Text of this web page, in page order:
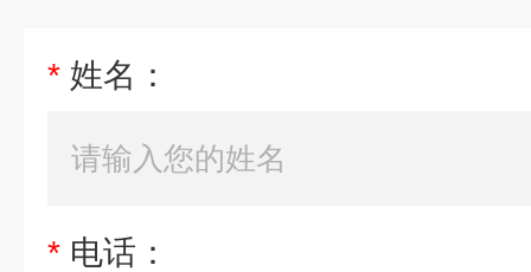
* 姓名：
* 电话：